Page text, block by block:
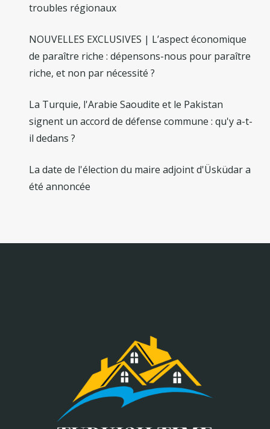
troubles régionaux
NOUVELLES EXCLUSIVES | L’aspect économique
de paraître riche : dépensons-nous pour paraître
riche, et non par nécessité ?
La Turquie, l'Arabie Saoudite et le Pakistan
signent un accord de défense commune : qu'y a-t-
il dedans ?
La date de l'élection du maire adjoint d'Üsküdar a
été annoncée